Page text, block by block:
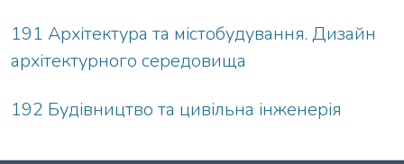
191 Архітектура та містобудування. Дизайн
архітектурного середовища
192 Будівництво та цивільна інженерія